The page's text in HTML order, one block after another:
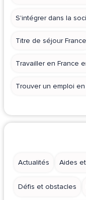
S'intégrer dans la
Titre de séjour France
Travailler en France
Trouver un emploi en
Actualités Aides
Défis et obstacles